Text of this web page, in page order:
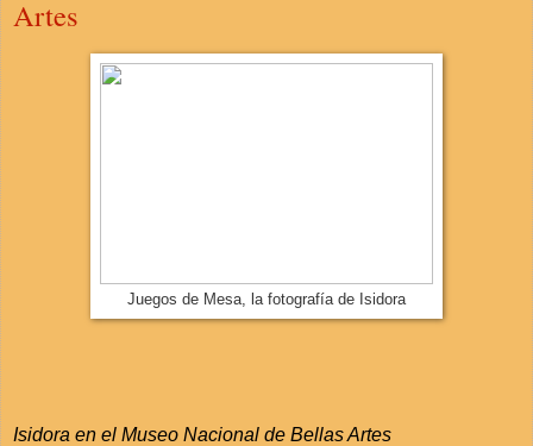
Artes
Juegos de Mesa, la fotografía de Isidora
Isidora en el Museo Nacional de Bellas Artes